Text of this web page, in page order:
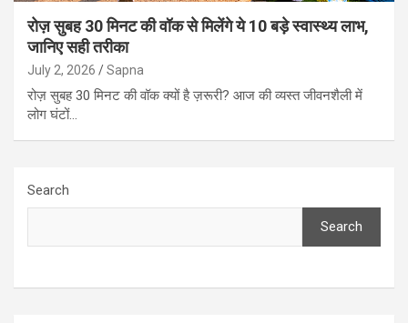
रोज़ सुबह 30 मिनट की वॉक से मिलेंगे ये 10 बड़े स्वास्थ्य लाभ,
जानिए सही तरीका
July 2, 2026 Sapna
रोज़ सुबह 30 मिनट की वॉक क्यों है ज़रूरी? आज की व्यस्त जीवनशैली में
लोग घंटों…
Search
Search